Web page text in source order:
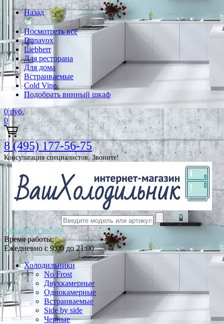
Назад
Посмотреть все
Dunavox
Liebherr
Для ресторана
Для дома
Встраиваемые
Cold Vine
Подобрать винный шкаф
0 руб.
0
8 (495) 177-56-75
Консультация специалистов. Звоните!
Обратный звонок
Время работы:
Ежедневно с 9:00 до 21:00
Холодильники
No Frost
Двухкамерные
Однокамерные
Встраиваемые
Side by side
Черные